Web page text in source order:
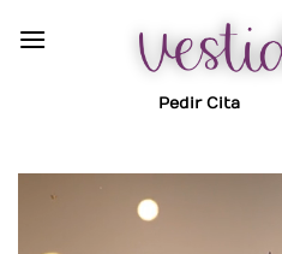
Pedir Cita